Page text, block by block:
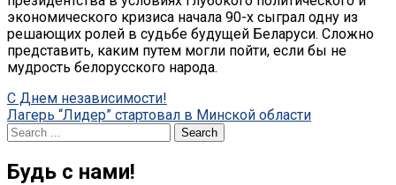
экономического кризиса начала 90-х сыграл одну из
решающих ролей в судьбе будущей Беларуси. Сложно
представить, каким путем могли пойти, если бы не
мудрость белорусского народа.
Post
navigation
C Днем независимости!
Лагерь “Лидер” стартовал в Минской области
Search
for:
Будь с нами!